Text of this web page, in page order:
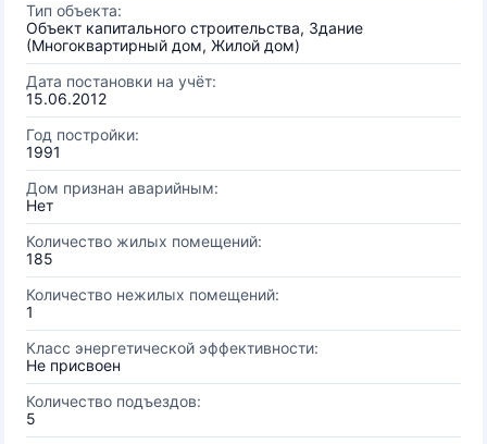
Тип объекта:
Объект капитального строительства, Здание
(Многоквартирный дом, Жилой дом)
Дата постановки на учёт:
15.06.2012
Год постройки:
1991
Дом признан аварийным:
Нет
Количество жилых помещений:
185
Количество нежилых помещений:
1
Класс энергетической эффективности:
Не присвоен
Количество подъездов:
5